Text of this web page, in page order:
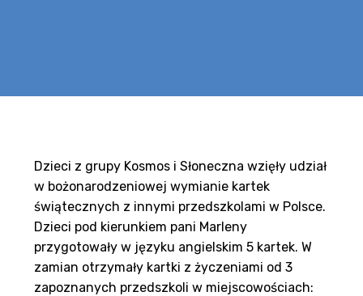
Dzieci z grupy Kosmos i Słoneczna wzięły udział
w bożonarodzeniowej wymianie kartek
świątecznych z innymi przedszkolami w Polsce.
Dzieci pod kierunkiem pani Marleny
przygotowały w języku angielskim 5 kartek. W
zamian otrzymały kartki z życzeniami od 3
zapoznanych przedszkoli w miejscowościach: